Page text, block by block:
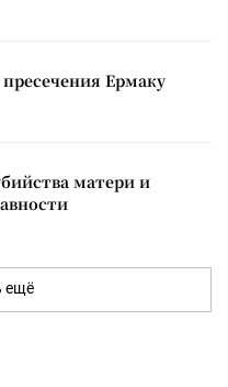
Ермаку
матери и
ещё